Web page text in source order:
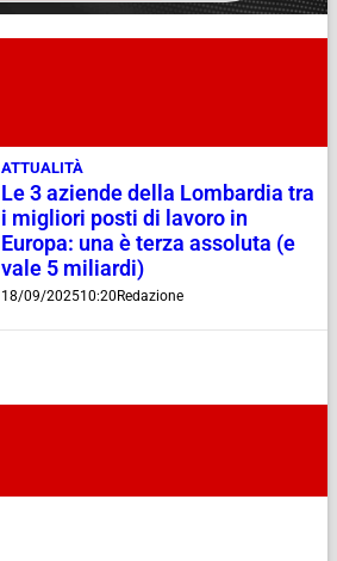
ATTUALITÀ
Le 3 aziende della Lombardia tra
i migliori posti di lavoro in
Europa: una è terza assoluta (e
vale 5 miliardi)
18/09/202510:20Redazione